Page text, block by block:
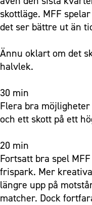
skottläge. MFF
det ser bättre ut än
Ännu oklart om det
halvlek.
30 min
Flera bra
och ett skott på ett
20 min
Fortsatt bra spel
frispark. Mer
längre upp på
matcher. Dock